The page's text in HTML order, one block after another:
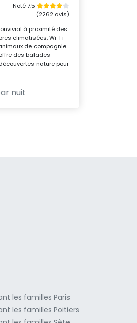
Noté 7.5
(2262 avis)
à proximité des
climatisées, Wi-Fi
de compagnie
des balades
nature pour
nuit
les familles Paris
les familles Poitiers